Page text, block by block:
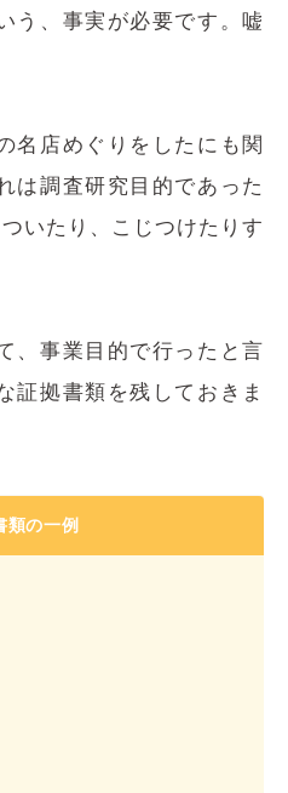
う、事実が必要です。嘘
名店めぐりをしたにも関
は調査研究目的であった
いたり、こじつけたりす
、事業目的で行ったと言
証拠書類を残しておきま
類の一例